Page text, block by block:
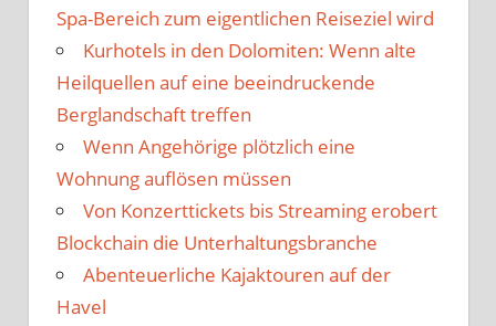
Spa-Bereich zum eigentlichen Reiseziel wird
Kurhotels in den Dolomiten: Wenn alte
Heilquellen auf eine beeindruckende
Berglandschaft treffen
Wenn Angehörige plötzlich eine
Wohnung auflösen müssen
Von Konzerttickets bis Streaming erobert
Blockchain die Unterhaltungsbranche
Abenteuerliche Kajaktouren auf der
Havel